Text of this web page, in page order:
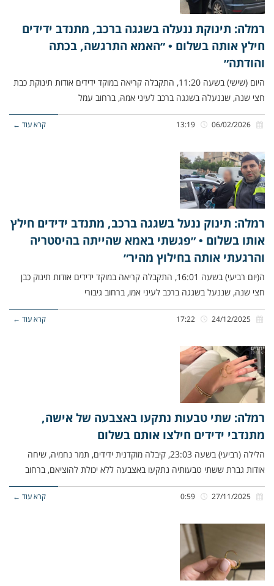
רמלה: תינוקת ננעלה בשגגה ברכב, מתנדב ידידים
חילץ אותה בשלום • ״האמא התרגשה, בכתה
והודתה״
היום (שישי) בשעה 11:20, התקבלה קריאה במוקד ידידים אודות תינוקת כבת
חצי שנה, שננעלה בשגגה ברכב לעיני אמהּ, ברחוב עמל
קרא עוד ←
רמלה: תינוק ננעל בשגגה ברכב, מתנדב ידידים חילץ
אותו בשלום • ״פגשתי באמא שהייתה בהיסטריה
והרגעתי אותה בחילוץ מהיר״
ה(יום רביעי) בשעה 16:01, התקבלה קריאה במוקד ידידים אודות תינוק כבן
חצי שנה, שננעל בשגגה ברכב לעיני אמו, ברחוב גיבורי
קרא עוד ←
רמלה: שתי טבעות נתקעו באצבעה של אישה,
מתנדבי ידידים חילצו אותם בשלום
הלילה (רביעי) בשעה 23:03, קיבלה מוקדנית ידידים, תמר נחמיה, שיחה
אודות גברת ששתי טבעותיה נתקעו באצבעה ללא יכולת להוציאם, ברחוב
קרא עוד ←